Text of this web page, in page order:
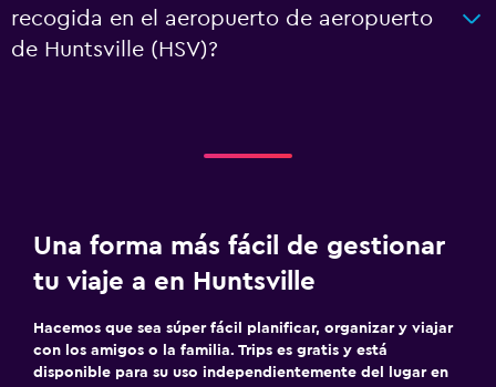
recogida en el aeropuerto de aeropuerto
de Huntsville (HSV)?
Una forma más fácil de gestionar
tu viaje a en Huntsville
Hacemos que sea súper fácil planificar, organizar y viajar
con los amigos o la familia. Trips es gratis y está
disponible para su uso independientemente del lugar en